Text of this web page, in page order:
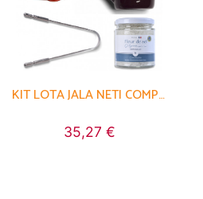
KIT LOTA JALA NETI COMPLET PORCELAINE PRUNE
35,27 €